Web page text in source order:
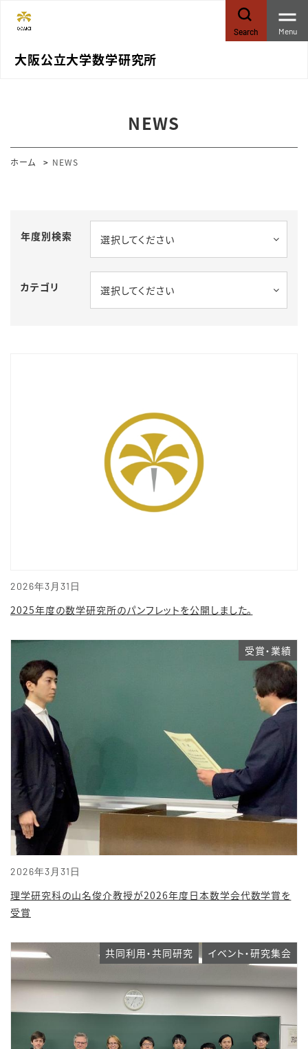
大阪公立大学数学研究所
Search Menu
NEWS
ホーム NEWS
年度別検索 選択してください
カテゴリ 選択してください
2026年3月31日
2025年度の数学研究所のパンフレットを公開しました。
2026年3月31日
受賞・業績
理学研究科の山名俊介教授が2026年度日本数学会代数学賞を
受賞
共同利用・共同研究 イベント・研究集会